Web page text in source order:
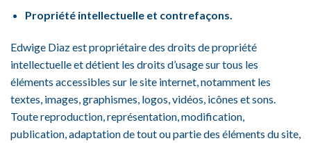
Propriété intellectuelle et contrefaçons.
Edwige Diaz est propriétaire des droits de propriété
intellectuelle et détient les droits d’usage sur tous les
éléments accessibles sur le site internet, notamment les
textes, images, graphismes, logos, vidéos, icônes et sons.
Toute reproduction, représentation, modification,
publication, adaptation de tout ou partie des éléments du site,